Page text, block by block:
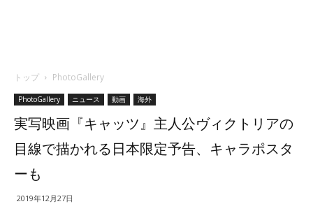
トップ PhotoGallery
PhotoGallery ニュース 動画 海外
実写映画『キャッツ』主人公ヴィクトリアの
目線で描かれる日本限定予告、キャラポスタ
ーも
2019年12月27日